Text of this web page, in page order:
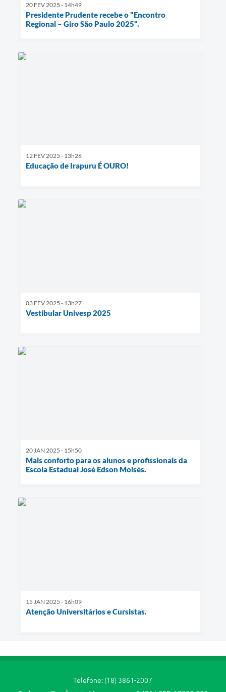
20 FEV 2025 - 14h49
Presidente Prudente recebe o "Encontro
Regional – Giro São Paulo 2025".
12 FEV 2025 - 13h26
Educação de Irapuru É OURO!
03 FEV 2025 - 13h27
Vestibular Univesp 2025
20 JAN 2025 - 15h50
Mais conforto para os alunos e profissionais da
Escola Estadual José Edson Moisés.
15 JAN 2025 - 16h09
Atenção Universitários e Cursistas.
Telefone: (18) 3861-2007